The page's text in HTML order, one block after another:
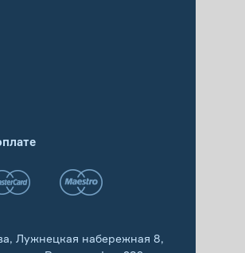
Лужнецкая набережная 8,